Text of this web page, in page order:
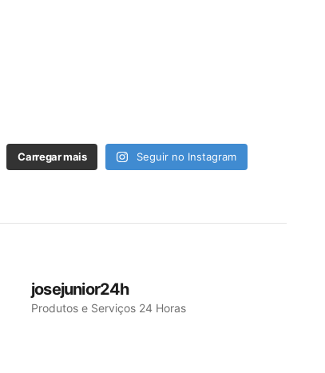
Carregar mais Seguir no Instagram
josejunior24h
Produtos e Serviços 24 Horas